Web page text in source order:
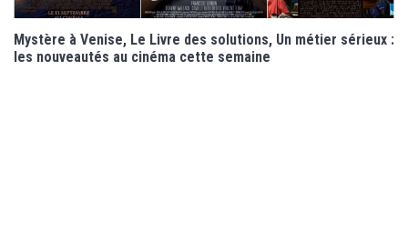
Mystère à Venise, Le Livre des solutions, Un métier sérieux :
les nouveautés au cinéma cette semaine